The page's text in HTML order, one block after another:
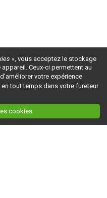
», vous acceptez le stockage
Ceux-ci permettent au
votre expérience
tout temps dans votre fureteur
cookies